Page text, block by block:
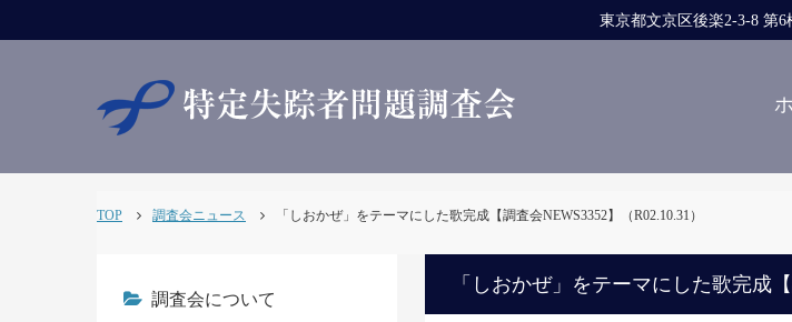
東京都文京区後楽2-3-8 第
TOP 調査会ニュース 「しおかぜ」をテーマにした歌完成【調査会NEWS3352】（R02.10.31）
「しおかぜ」をテーマにした歌完成
調査会について